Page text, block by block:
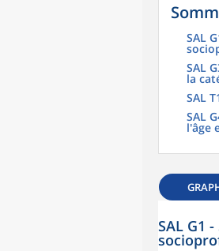
SAL
SAL
la
SAL
SAL
l'âge
SAL G1